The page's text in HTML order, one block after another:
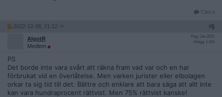
Citera
2022-12-08, 21:12 #5
AlgotR
Medlem
Reg: Jan 2015
Inlägg: 1 415
PS
Det borde inte vara svårt att räkna fram vad var och en har
förbrukat vid en överlåtelse. Men varken jurister eller elbolagen
orkar ta sig tid till det. Bättre och enklare att bara säga att allt inte
kan vara hundraprocent rättvist. Men 75% rättvist kanske!